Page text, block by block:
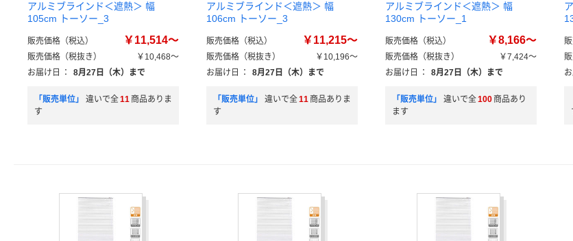
アルミブラインド＜遮熱＞ 幅
105cm トーソー_3
販売価格（税込） ￥11,514～
販売価格（税抜き）
￥10,468～
お届け日
： 8月27日（木）まで
「販売単位」 違いで全11 商品ありま
す
アルミブラインド＜遮熱＞ 幅
106cm トーソー_3
販売価格（税込） ￥11,215～
販売価格（税抜き）
￥10,196～
お届け日
： 8月27日（木）まで
「販売単位」 違いで全11 商品ありま
す
アルミブラインド＜遮熱＞ 幅
130cm トーソー_1
販売価格（税込） ￥8,166～
販売価格（税抜き）
￥7,424～
お届け日
： 8月27日（木）まで
「販売単位」 違いで全100 商品あり
ます